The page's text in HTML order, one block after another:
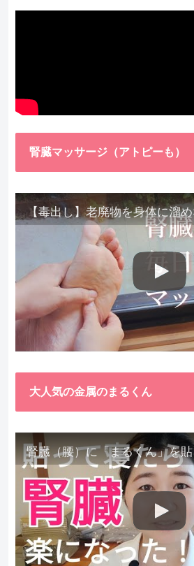
腎臓マッサージ（アトピーも）
大人気の金属のまるくん